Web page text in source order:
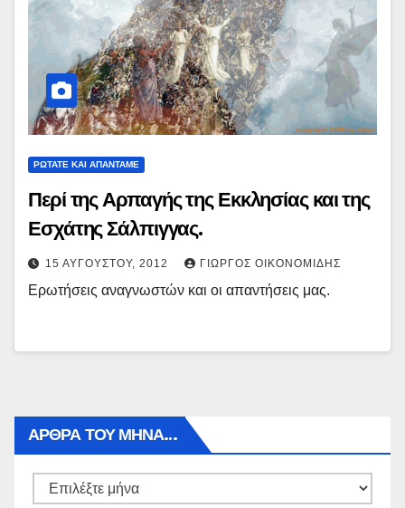
ΡΩΤΑΤΕ ΚΑΙ ΑΠΑΝΤΑΜΕ
Περί της Αρπαγής της Εκκλησίας και της
Εσχάτης Σάλπιγγας.
15 ΑΥΓΟΎΣΤΟΥ, 2012 ΓΙΏΡΓΟΣ ΟΙΚΟΝΟΜΊΔΗΣ
Ερωτήσεις αναγνωστών και οι απαντήσεις μας.
ΑΡΘΡΑ ΤΟΥ ΜΉΝΑ…
Αρθρα